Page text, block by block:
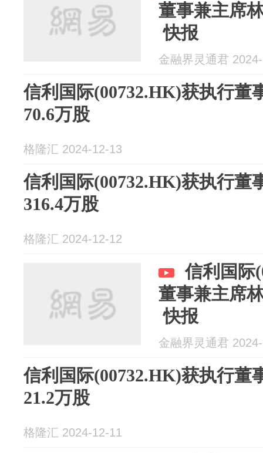
董事兼主席
快报
金融界灵通君
信利国际(00732.HK)获执行董
70.6万股
格隆汇 2024-12-13
信利国际(00732.HK)获执行董
316.4万股
格隆汇 2024-12-12
信利国际
董事兼主席
快报
金融界灵通君
信利国际(00732.HK)获执行董
21.2万股
格隆汇 2024-12-11